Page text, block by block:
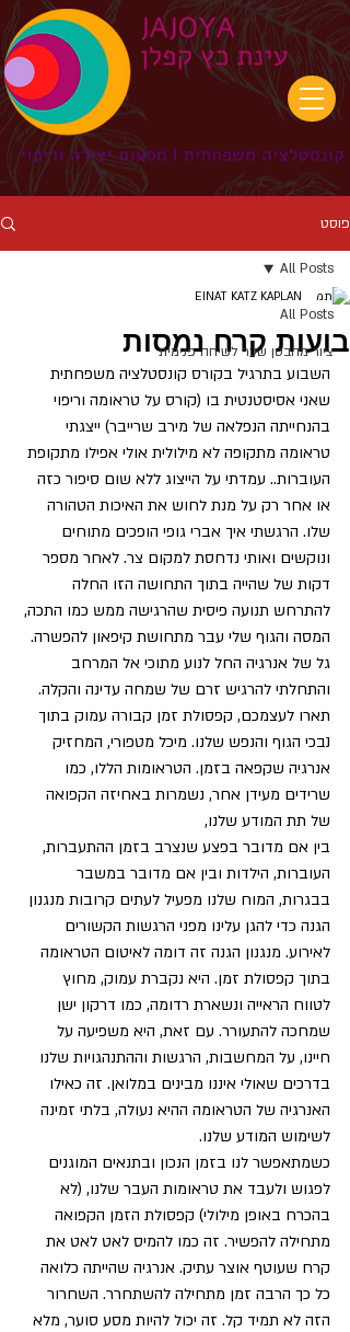
פוסט
All Posts
ציור מהבטן שער לשיחה פנימית
All Posts
בועות קרח נמסות
EINAT KATZ KAPLAN
השבוע בתרגיל בקורס קונסטלציה משפחתית
שאני אסיסטנטית בו (קורס על טראומה וריפוי
בהנחייתה הנפלאה של מירב שרייבר) ייצגתי
טראומה מתקופה לא מילולית אולי אפילו מתקופת
העוברות.. עמדתי על הייצוג ללא שום סיפור כזה
או אחר רק על מנת לחוש את האיכות הטהורה
שלו. הרגשתי איך אברי גופי הופכים מתוחים
ונוקשים ואותי נדחסת למקום צר. לאחר מספר
דקות של שהייה בתוך התחושה הזו החלה
להתרחש תנועה פיסית שהרגישה ממש כמו התכה,
המסה והגוף שלי עבר מתחושת קיפאון להפשרה.
גל של אנרגיה החל לנוע מתוכי אל המרחב
והתחלתי להרגיש זרם של שמחה עדינה והקלה.
תארו לעצמכם, קפסולת זמן קבורה עמוק בתוך
נבכי הגוף והנפש שלנו. מיכל מטפורי, המחזיק
אנרגיה שקפאה בזמן. הטראומות הללו, כמו
שרידים מעידן אחר, נשמרות באחיזה הקפואה
של תת המודע שלנו,
בין אם מדובר בפצע שנצרב בזמן ההתעברות,
העוברות, הילדות ובין אם מדובר במשבר
בבגרות, המוח שלנו מפעיל לעתים קרובות מנגנון
הגנה כדי להגן עלינו מפני הרגשות הקשורים
לאירוע. מנגנון הגנה זה דומה לאיטום הטראומה
בתוך קפסולת זמן. היא נקברת עמוק, מחוץ
לטווח הראייה ונשארת רדומה, כמו דרקון ישן
שמחכה להתעורר. עם זאת, היא משפיעה על
חיינו, על המחשבות, הרגשות וההתנהגויות שלנו
בדרכים שאולי איננו מבינים במלואן. זה כאילו
האנרגיה של הטראומה ההיא נעולה, בלתי זמינה
לשימוש המודע שלנו.
כשמתאפשר לנו בזמן הנכון ובתנאים המוגנים
לפגוש ולעבד את טראומות העבר שלנו, (לא
בהכרח באופן מילולי) קפסולת הזמן הקפואה
מתחילה להפשיר. זה כמו להמיס לאט לאט את
קרח שעוטף אוצר עתיק. אנרגיה שהייתה כלואה
כל כך הרבה זמן מתחילה להשתחרר. השחרור
הזה לא תמיד קל. זה יכול להיות מסע סוער, מלא